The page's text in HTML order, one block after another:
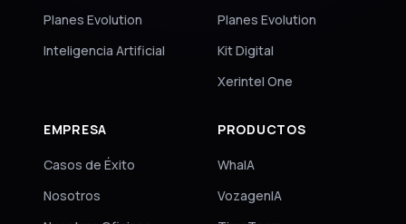
Planes Evolution
Inteligencia Artificial
Planes Evolution
Kit Digital
Xerintel One
EMPRESA
Casos de Éxito
Nosotros
PRODUCTOS
WhaIA
VozagenIA